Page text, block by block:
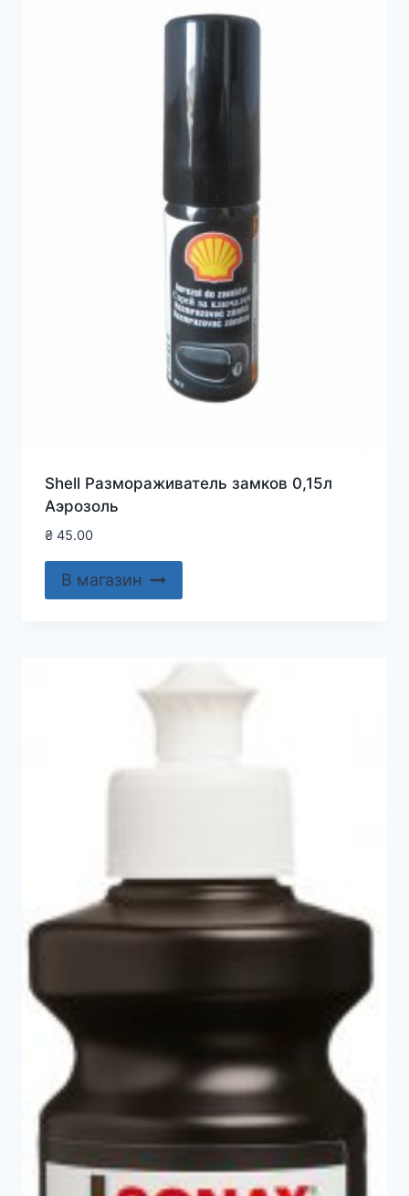
Shell Размораживатель замков 0,15л
Аэрозоль
₴45.00
В магазин